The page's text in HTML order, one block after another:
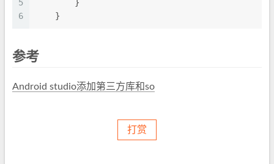
5
6
        }
    }
参考
Android studio添加第三方库和so
打赏